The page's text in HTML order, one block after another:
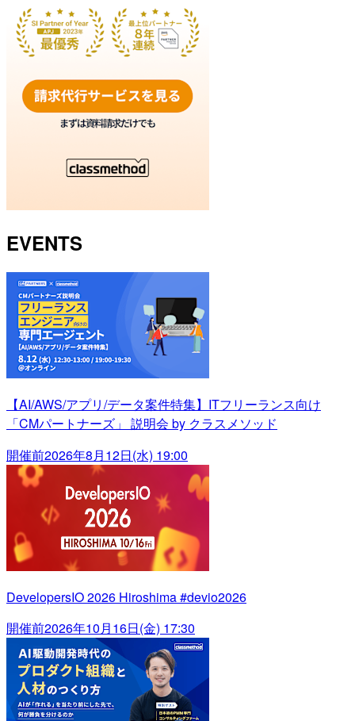
EVENTS
【AI/AWS/アプリ/データ案件特集】ITフリーランス向け
「CMパートナーズ」 説明会 by クラスメソッド
開催前2026年8月12日(水) 19:00
DevelopersIO 2026 Hiroshima #devio2026
開催前2026年10月16日(金) 17:30